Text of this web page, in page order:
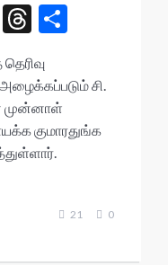
Vi T
ea
ds
ar
e
சி.
முன்னாள்
குமாரதுங்க
21 0